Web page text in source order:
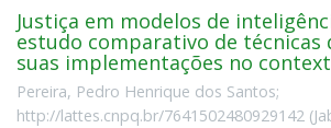
Justiça em modelos de
estudo comparativo de técnicas
suas implementações no
Pereira, Pedro Henrique dos Santos;
http://lattes.cnpq.br/7641502480929142 (